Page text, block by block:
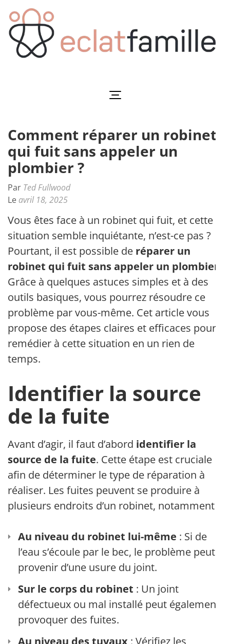
au
contenu
(Pressez
Comment réparer un robinet
qui fuit sans appeler un
plombier ?
Par Ted Fullwood
Le avril 18, 2025
Vous êtes face à un robinet qui fuit, et cette
situation semble inquiétante, n’est-ce pas ?
Pourtant, il est possible de réparer un
robinet qui fuit sans appeler un plombier
Grâce à quelques astuces simples et à des
outils basiques, vous pourrez résoudre ce
problème par vous-même. Cet article vous
propose des étapes claires et efficaces pour
remédier à cette situation en un rien de
temps.
Identifier la source
de la fuite
Avant d’agir, il faut d’abord identifier la
source de la fuite. Cette étape est cruciale
afin de déterminer le type de réparation à
réaliser. Les fuites peuvent se produire à
plusieurs endroits d’un robinet, notamment :
Au niveau du robinet lui-même : Si de
l’eau s’écoule par le bec, le problème peut
provenir d’une usure du joint.
Sur le corps du robinet : Un joint
défectueux ou mal installé peut également
provoquer des fuites.
Au niveau des tuyaux : Vérifiez les